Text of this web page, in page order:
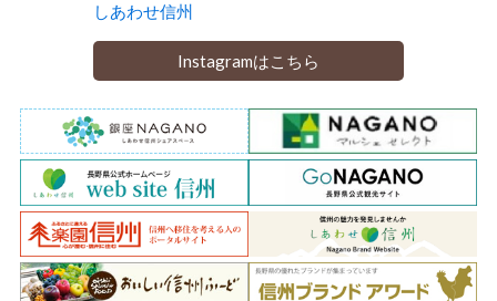
しあわせ信州
Instagramはこちら